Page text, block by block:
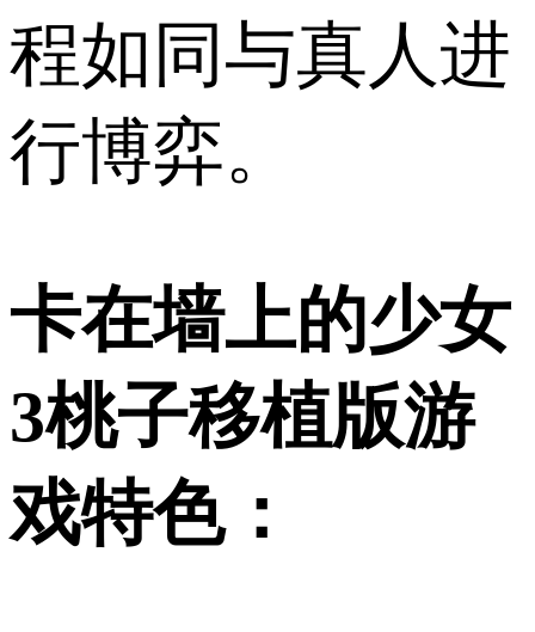
程如同与真人进
行博弈。
卡在墙上的少女
3桃子移植版游
戏特色：